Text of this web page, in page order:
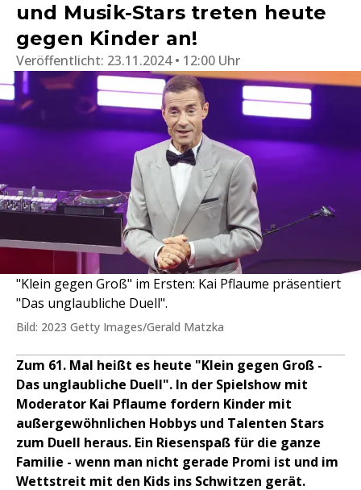
und Musik-Stars treten heute
gegen Kinder an!
Veröffentlicht: 23.11.2024 • 12:00 Uhr
"Klein gegen Groß" im Ersten: Kai Pflaume präsentiert
"Das unglaubliche Duell".
Bild: 2023 Getty Images/Gerald Matzka
Zum 61. Mal heißt es heute "Klein gegen Groß -
Das unglaubliche Duell". In der Spielshow mit
Moderator Kai Pflaume fordern Kinder mit
außergewöhnlichen Hobbys und Talenten Stars
zum Duell heraus. Ein Riesenspaß für die ganze
Familie - wenn man nicht gerade Promi ist und im
Wettstreit mit den Kids ins Schwitzen gerät.